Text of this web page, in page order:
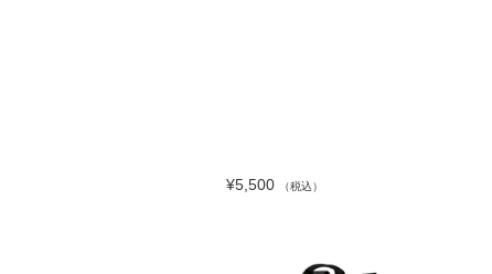
¥5,500 （税込）